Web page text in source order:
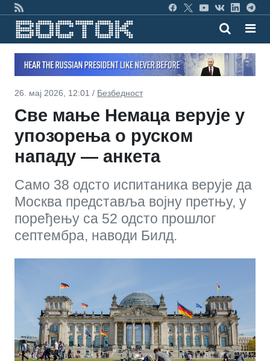
26. мај 2026, 12:01 / Безбедност
Све мање Немаца верује у
упозорења о руском
нападу — анкета
Само 38 одсто испитаника верује да
Москва представља војну претњу, у
поређењу са 52 одсто прошлог
септембра, наводи Билд.